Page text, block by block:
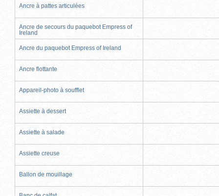
Ancre à pattes articulées
Ancre de secours du paquebot Empress of
Ireland
Ancre du paquebot Empress of Ireland
Ancre flottante
Appareil-photo à soufflet
Assiette à dessert
Assiette à salade
Assiette creuse
Ballon de mouillage